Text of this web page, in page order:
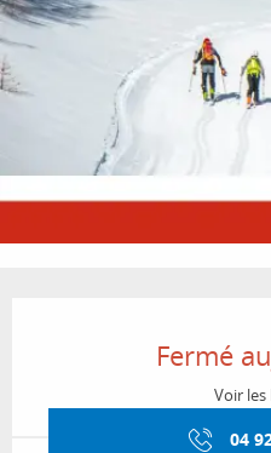
Fermé
Voir
04